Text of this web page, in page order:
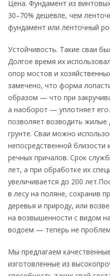
Цена. Фундамент из
30–70% дешевле, чем
фундамент или ленточный
Устойчивость. Такие сваи
Долгое время их
опор мостов и
замечено, что форма
образом — что при
а наоборот — уплотняет
позволяет возводить
грунте. Сваи можно
непосредственной близости
речных причалов. Срок
лет, а при обработке их
увеличивается до 200
в лесу на поляне, сохранив
деревья и природу, или
на возвышенности с видом
водоем — теперь не
Мы предлагаем
изготовленные из